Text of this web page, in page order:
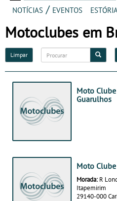
notícias / eventos
Motoclubes em
Limpar
Moto
Guarulhos
Moto
Morada: R
Itapemirim
29140-000